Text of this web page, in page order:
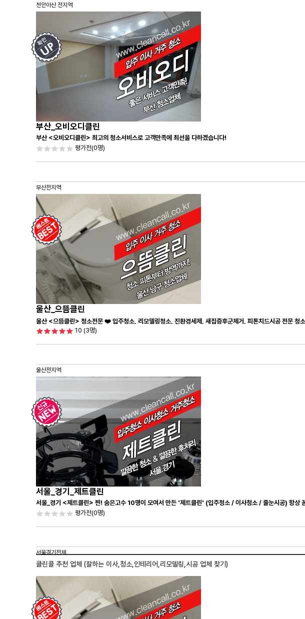
천안아산 전지역
부산_오비오디클린
부산 <오비오디클린> 최고의 청소서비스로 고객만족에 최선을 다하겠습니다!
평가전(0명)
부산전지역
울산_으뜸클린
울산 <으뜸클린> 청소전문 ❤️ 입주청소, 리모델링청소, 진환경세제, 새집증후군제거, 피톤치드시공 전문 청
10 (3명)
울산전지역
서울_경기_제트클린
서울_경기 <제트클린> 찐! 숨은고수 10명이 모여서 만든 '제트클린' (입주청소 / 이사청소 / 줄눈시공) 항상
평가전(0명)
서울경기전체
클린콜 추천 업체 (잘하는 이사, 청소 ,인테리어,리모델링,시공 업체 찾기)